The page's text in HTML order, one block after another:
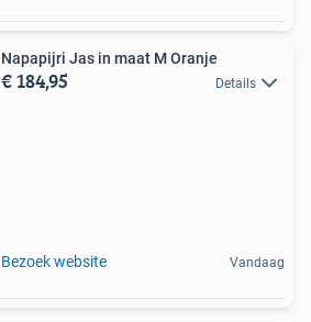
Napapijri Jas in maat M Oranje
€ 184,95 Details
Bezoek website Vandaag